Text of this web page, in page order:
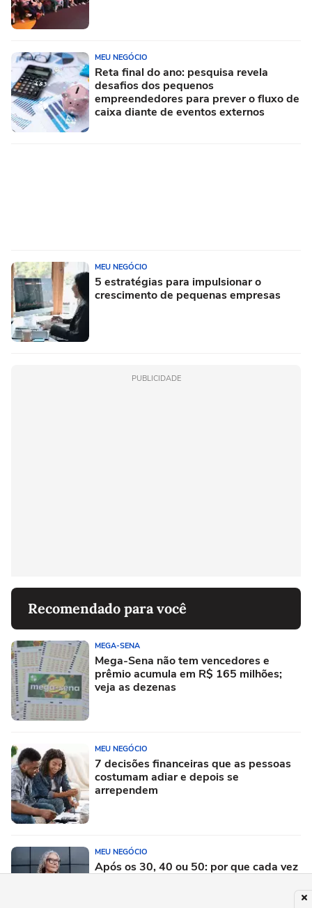
MEU NEGÓCIO
Reta final do ano: pesquisa revela
desafios dos pequenos
empreendedores para prever o fluxo de
caixa diante de eventos externos
MEU NEGÓCIO
5 estratégias para impulsionar o
crescimento de pequenas empresas
PUBLICIDADE
Recomendado para você
MEGA-SENA
Mega-Sena não tem vencedores e
prêmio acumula em R$ 165 milhões;
veja as dezenas
MEU NEGÓCIO
7 decisões financeiras que as pessoas
costumam adiar e depois se
arrependem
MEU NEGÓCIO
Após os 30, 40 ou 50: por que cada vez